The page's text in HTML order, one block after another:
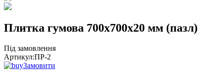
Плитка гумова 700х700х20 мм (пазл)
Під замовлення
Артикул:ПР-2
Замовити